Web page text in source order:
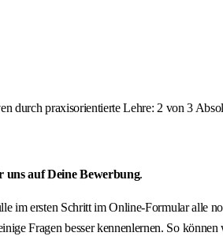
durch praxisorientierte Lehre: 2 von 3
uns auf Deine Bewerbung.
im ersten Schritt im Online-Formular alle
Fragen besser kennenlernen. So